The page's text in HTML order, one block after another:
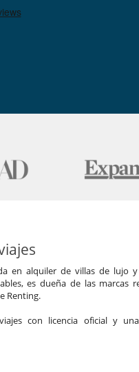
en alquiler de villas de lujo
es dueña de las marcas
Renting.
con licencia oficial y